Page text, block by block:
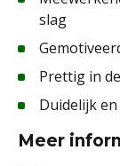
slag
Prettig in
Duidelijk
Meer